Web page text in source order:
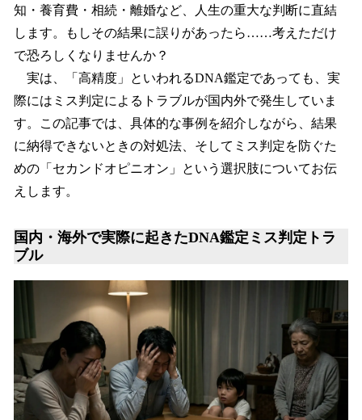
す
知・養育費・相続・離婚など、人生の重大な判断に直結
します。もしその結果に誤りがあったら……考えただけ
で恐ろしくなりませんか？
実は、「高精度」といわれるDNA鑑定であっても、実
際にはミス判定によるトラブルが国内外で発生していま
す。この記事では、具体的な事例を紹介しながら、結果
に納得できないときの対処法、そしてミス判定を防ぐた
めの「セカンドオピニオン」という選択肢についてお伝
えします。
国内・海外で実際に起きたDNA鑑定ミス判定トラ
ブル